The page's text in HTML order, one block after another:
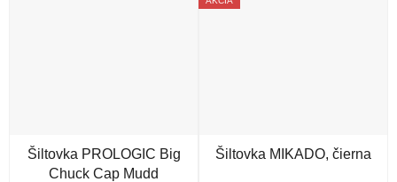
Šiltovka PROLOGIC Big
Chuck Cap Mudd
Šiltovka MIKADO, čierna